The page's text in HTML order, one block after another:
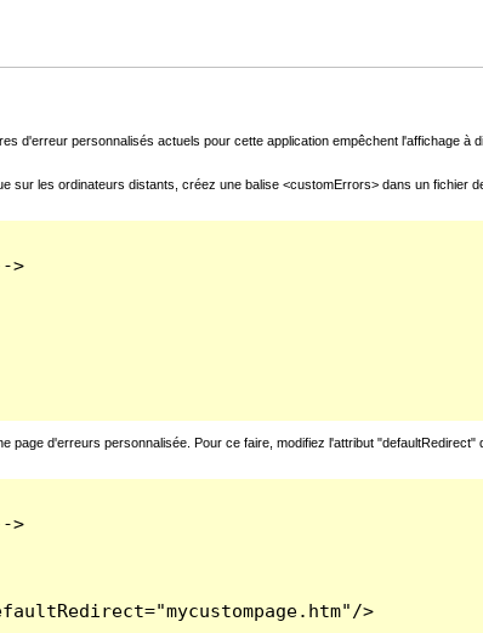
d'erreur personnalisés actuels pour cette application empêchent l'affichage
sur les ordinateurs distants, créez une balise <customErrors> dans un fichier
>
page d'erreurs personnalisée. Pour ce faire, modifiez l'attribut
>
>